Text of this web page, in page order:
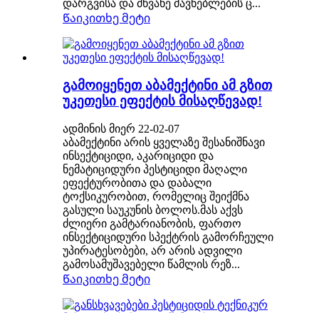
დარგვისა და მწვანე მავნებლების ც...
Წაიკითხე მეტი
გამოიყენეთ აბამექტინი ამ გზით
უკეთესი ეფექტის მისაღწევად!
ადმინის მიერ 22-02-07
აბამექტინი არის ყველაზე შესანიშნავი
ინსექტიციდი, აკარიციდი და
ნემატიციდური პესტიციდი მაღალი
ეფექტურობითა და დაბალი
ტოქსიკურობით, რომელიც შეიქმნა
გასული საუკუნის ბოლოს.მას აქვს
ძლიერი გამტარიანობის, ფართო
ინსექტიციდური სპექტრის გამორჩეული
უპირატესობები, არ არის ადვილი
გამოსამუშავებელი წამლის რეზ...
Წაიკითხე მეტი